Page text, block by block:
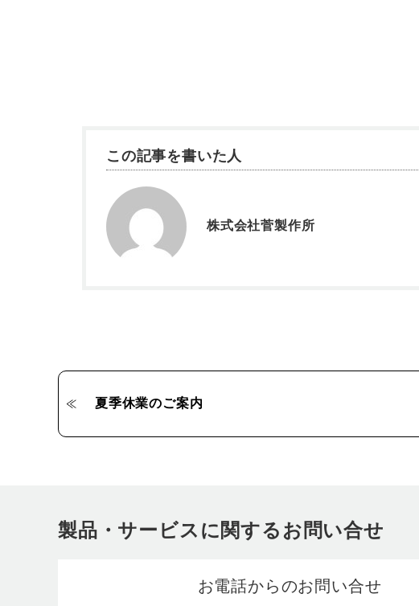
この記事を書いた人
株式会社菅製作所
夏季休業のご案内
製品・サービスに関するお問い合せ
お電話からのお問い合せ